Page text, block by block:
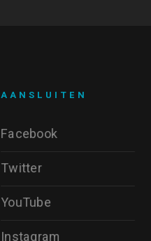
AANSLUITEN
Facebook
Twitter
YouTube
Instagram